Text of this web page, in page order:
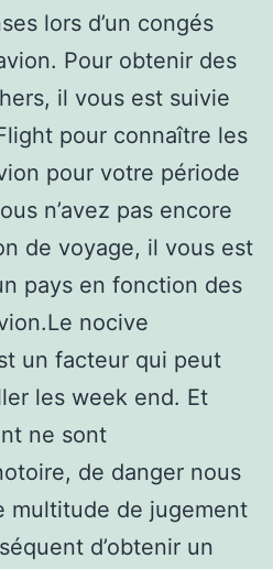
lors d’un congés
Pour obtenir des
il vous est suivie
pour connaître les
pour votre période
n’avez pas encore
de voyage, il vous est
pays en fonction des
nocive
un facteur qui peut
les week end. Et
ne sont
de danger nous
multitude de jugement
d’obtenir un